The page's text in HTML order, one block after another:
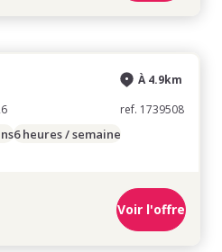
À 4.9km
ref. 1739508
6 heures / semaine
Voir l'offre